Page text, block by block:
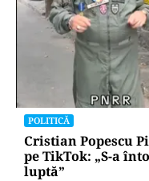
POLITICĂ
Cristian Popescu
pe TikTok: „S-a
luptă”